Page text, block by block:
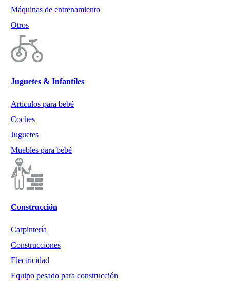
Máquinas de entrenamiento
Otros
Juguetes & Infantiles
Artículos para bebé
Coches
Juguetes
Muebles para bebé
Construcción
Carpintería
Construcciones
Electricidad
Equipo pesado para construcción